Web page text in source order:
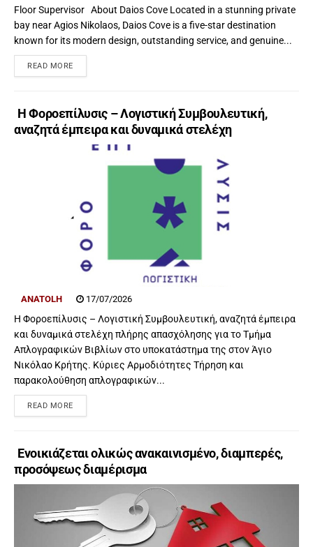
Floor Supervisor About Daios Cove Located in a stunning private
bay near Agios Nikolaos, Daios Cove is a five-star destination
known for its modern design, outstanding service, and genuine...
READ MORE
Η Φοροεπίλυσις – Λογιστική Συμβουλευτική,
αναζητά έμπειρα και δυναμικά στελέχη
ANATOLH 17/07/2026
Η Φοροεπίλυσις – Λογιστική Συμβουλευτική, αναζητά έμπειρα
και δυναμικά στελέχη πλήρης απασχόλησης για το Τμήμα
Απλογραφικών Βιβλίων στο υποκατάστημα της στον Άγιο
Νικόλαο Κρήτης. Κύριες Αρμοδιότητες Τήρηση και
παρακολούθηση απλογραφικών...
READ MORE
Ενοικιάζεται ολικώς ανακαινισμένο, διαμπερές,
προσόψεως διαμέρισμα